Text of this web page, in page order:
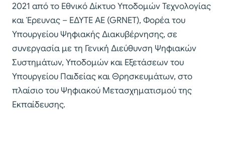
2021 από το Εθνικό Δίκτυο Υποδομών Τεχνολογίας
και Έρευνας – ΕΔΥΤΕ ΑΕ (GRNET), Φορέα του
Υπουργείου Ψηφιακής Διακυβέρνησης, σε
συνεργασία με τη Γενική́ Διεύθυνση Ψηφιακών
Συστημάτων, Υποδομών και Εξετάσεων του
Υπουργείου Παιδείας και Θρησκευμάτων, στο
πλαίσιο του Ψηφιακού Μετασχηματισμού της
Εκπαίδευσης.